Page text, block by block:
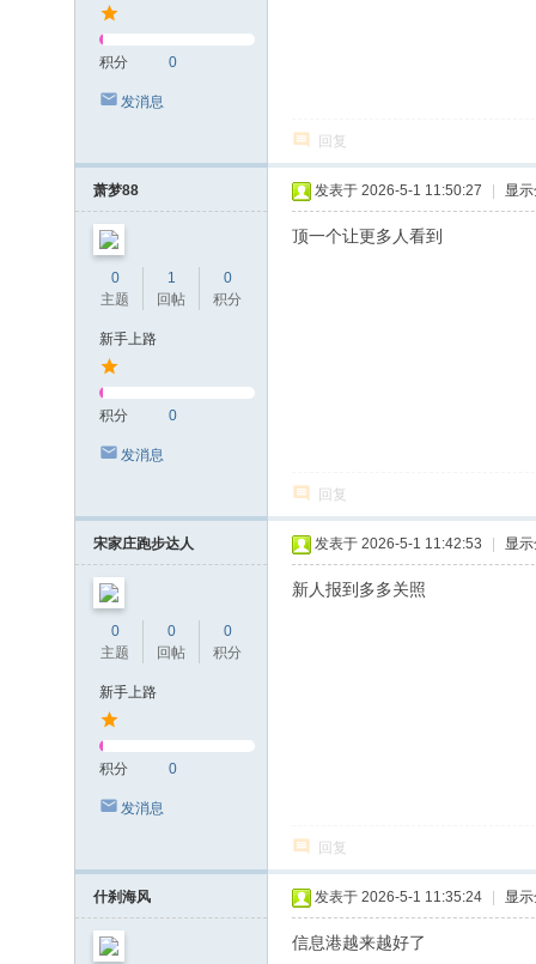
积分 0
发消息
回复
萧梦88
0
主题
1
回帖
0
积分
新手上路
积分 0
发消息
发表于 2026-5-1 11:50:27 显
顶一个让更多人看到
回复
宋家庄跑步达人
0
主题
0
回帖
0
积分
新手上路
积分 0
发消息
发表于 2026-5-1 11:42:53 显
新人报到多多关照
回复
什刹海风 发表于 2026-5-1 11:35:24 显
信息港越来越好了